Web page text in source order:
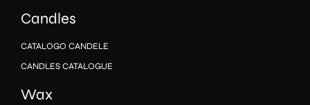
Candles
CATALOGO CANDELE
CANDLES CATALOGUE
Wax